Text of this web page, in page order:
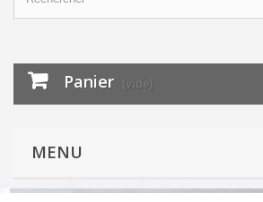
Panier (vide)
MENU